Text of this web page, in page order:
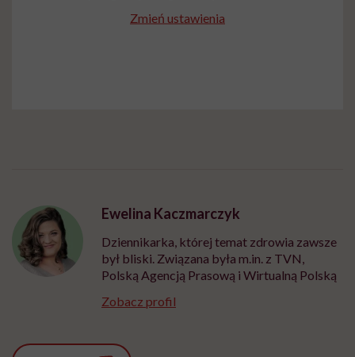
Zmień ustawienia
Ewelina Kaczmarczyk
Dziennikarka, której temat zdrowia zawsze
był bliski. Związana była m.in. z TVN,
Polską Agencją Prasową i Wirtualną Polską
Zobacz profil